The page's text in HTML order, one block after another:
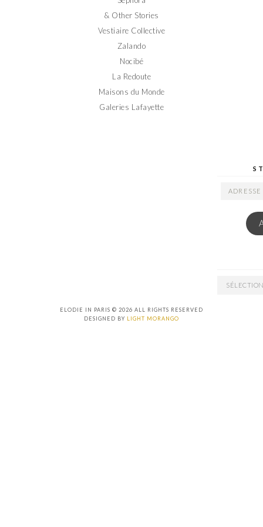
& Other Stories
Vestiaire Collective
Zalando
Nocibé
La Redoute
Maisons du Monde
Galeries Lafayette
ADRESSE
ARCHIVES
ELODIE IN PARIS © 2026 ALL RIGHTS RESERVED
DESIGNED BY LIGHT MORANGO